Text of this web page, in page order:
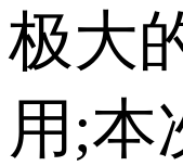
极大
用;本